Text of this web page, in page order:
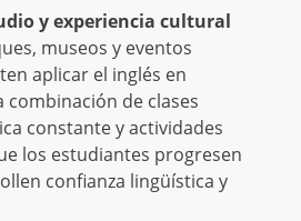
y experiencia cultural
museos y eventos
aplicar el inglés en
combinación de clases
constante y actividades
los estudiantes progresen
confianza lingüística y